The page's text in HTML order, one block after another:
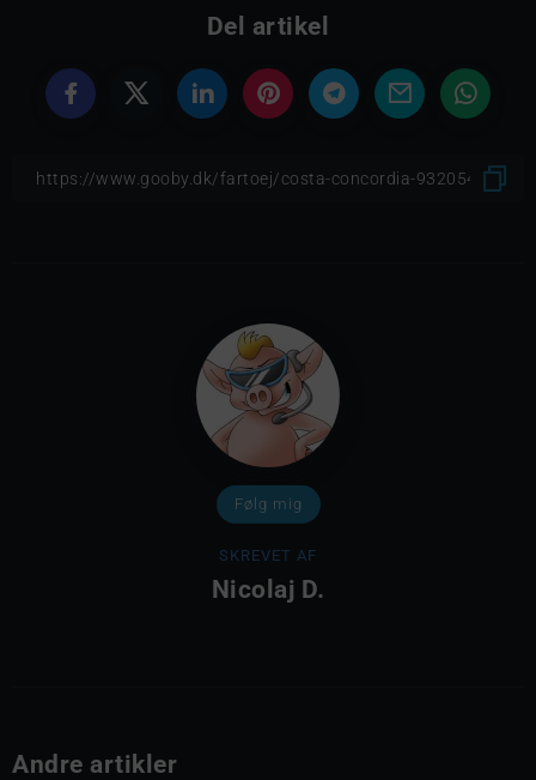
Del artikel
Følg mig
SKREVET AF
Nicolaj D.
Andre artikler